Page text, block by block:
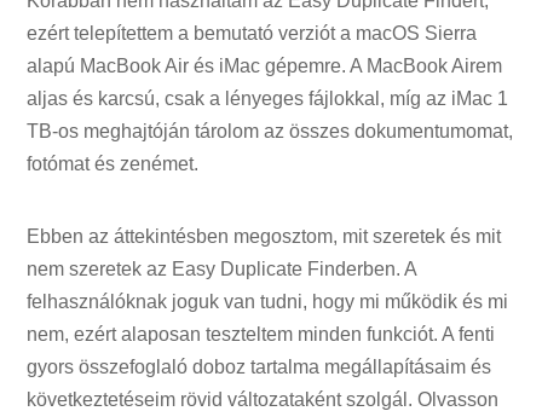
ezért telepítettem a bemutató verziót a macOS Sierra
alapú MacBook Air és iMac gépemre. A MacBook Airem
aljas és karcsú, csak a lényeges fájlokkal, míg az iMac 1
TB-os meghajtóján tárolom az összes dokumentumomat,
fotómat és zenémet.
Ebben az áttekintésben megosztom, mit szeretek és mit
nem szeretek az Easy Duplicate Finderben. A
felhasználóknak joguk van tudni, hogy mi működik és mi
nem, ezért alaposan teszteltem minden funkciót. A fenti
gyors összefoglaló doboz tartalma megállapításaim és
következtetéseim rövid változataként szolgál. Olvasson